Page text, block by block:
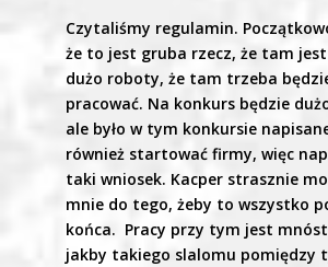
Czytaliśmy regulamin.
że to jest gruba rzecz, że tam
dużo roboty, że tam trzeba
pracować. Na konkurs będzie
ale było w tym konkursie
również startować firmy, więc
taki wniosek. Kacper strasznie
mnie do tego, żeby to wszystko
końca. Pracy przy tym jest
jakby takiego slalomu pomiędzy